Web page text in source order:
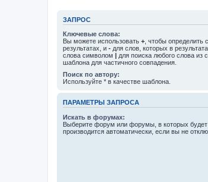
ЗАПРОС
Ключевые слова:
Вы можете использовать + , чтобы
результатах, и - для слов, которых в
слова символом | для поиска любого слова из
шаблона для частичного совпадения.
Поиск по автору:
Используйте * в качестве шаблона.
ПАРАМЕТРЫ ЗАПРОСА
Искать в форумах:
Выберите форум или форумы, в которых
производится автоматически, если вы не